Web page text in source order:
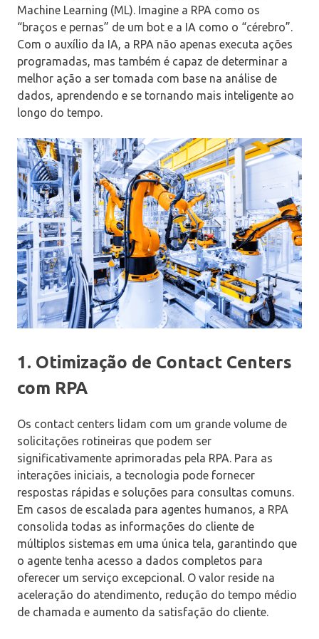
Machine Learning (ML). Imagine a RPA como os
“braços e pernas” de um bot e a IA como o “cérebro”.
Com o auxílio da IA, a RPA não apenas executa ações
programadas, mas também é capaz de determinar a
melhor ação a ser tomada com base na análise de
dados, aprendendo e se tornando mais inteligente ao
longo do tempo.
1. Otimização de Contact Centers
com RPA
Os contact centers lidam com um grande volume de
solicitações rotineiras que podem ser
significativamente aprimoradas pela RPA. Para as
interações iniciais, a tecnologia pode fornecer
respostas rápidas e soluções para consultas comuns.
Em casos de escalada para agentes humanos, a RPA
consolida todas as informações do cliente de
múltiplos sistemas em uma única tela, garantindo que
o agente tenha acesso a dados completos para
oferecer um serviço excepcional. O valor reside na
aceleração do atendimento, redução do tempo médio
de chamada e aumento da satisfação do cliente.